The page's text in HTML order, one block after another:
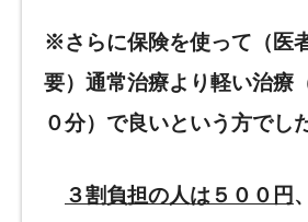
※さらに保険を使って（医
要）通常治療より軽い治療
０分）で良いという方でし
３割負担の人は５００円 、